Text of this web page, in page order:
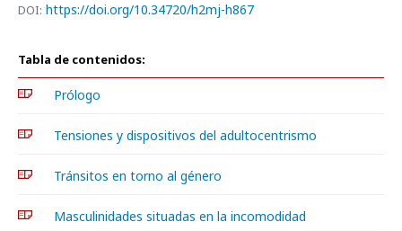
DOI: https://doi.org/10.34720/h2mj-h867
Tabla de contenidos:
Prólogo
Tensiones y dispositivos del adultocentrismo
Tránsitos en torno al género
Masculinidades situadas en la incomodidad